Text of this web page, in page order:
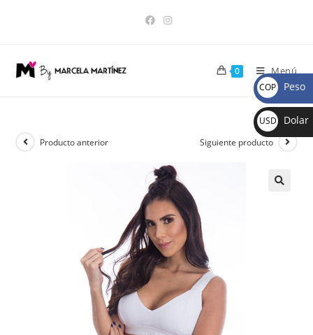
0 Menú
Producto anterior Siguiente producto
COP
$
Peso
USD
$
Dolar